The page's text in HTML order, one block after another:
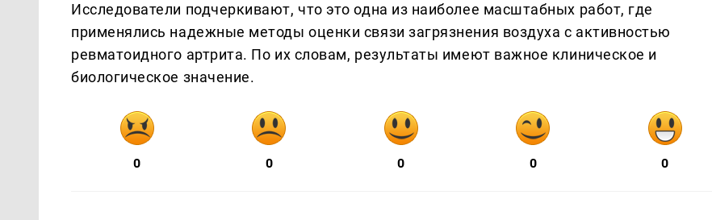
Исследователи подчеркивают, что это одна из наиболее масштабных работ, где
применялись надежные методы оценки связи загрязнения воздуха с активностью
ревматоидного артрита. По их словам, результаты имеют важное клиническое и
биологическое значение.
0 0 0 0 0